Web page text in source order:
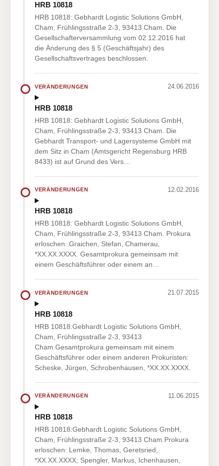
HRB 10818
HRB 10818: Gebhardt Logistic Solutions GmbH,
Cham, Frühlingsstraße 2-3, 93413 Cham. Die
Gesellschafterversammlung vom 02.12.2016 hat
die Änderung des § 5 (Geschäftsjahr) des
Gesellschaftsvertrages beschlossen.
VERÄNDERUNGEN 24.06.2016
HRB 10818
HRB 10818: Gebhardt Logistic Solutions GmbH,
Cham, Frühlingsstraße 2-3, 93413 Cham. Die
Gebhardt Transport- und Lagersysteme GmbH mit
dem Sitz in Cham (Amtsgericht Regensburg HRB
8433) ist auf Grund des Vers…
VERÄNDERUNGEN 12.02.2016
HRB 10818
HRB 10818: Gebhardt Logistic Solutions GmbH,
Cham, Frühlingsstraße 2-3, 93413 Cham. Prokura
erloschen: Graichen, Stefan, Chamerau,
*XX.XX.XXXX. Gesamtprokura gemeinsam mit
einem Geschäftsführer oder einem an…
VERÄNDERUNGEN 21.07.2015
HRB 10818
HRB 10818:Gebhardt Logistic Solutions GmbH,
Cham, Frühlingsstraße 2-3, 93413
Cham.Gesamtprokura gemeinsam mit einem
Geschäftsführer oder einem anderen Prokuristen:
Scheske, Jürgen, Schrobenhausen, *XX.XX.XXXX.
VERÄNDERUNGEN 11.06.2015
HRB 10818
HRB 10818:Gebhardt Logistic Solutions GmbH,
Cham, Frühlingsstraße 2-3, 93413 Cham.Prokura
erloschen: Lemke, Thomas, Geretsried,
*XX.XX.XXXX; Spengler, Markus, Ichenhausen,